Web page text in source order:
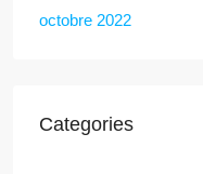
octobre 2022
Categories